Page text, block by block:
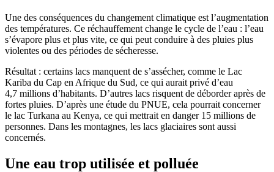
Une des conséquences du changement climatique est l’augmentation
des températures. Ce réchauffement change le cycle de l’eau : l’eau
s’évapore plus et plus vite, ce qui peut conduire à des pluies plus
violentes ou des périodes de sécheresse.
Résultat : certains lacs manquent de s’assécher, comme le Lac
Kariba du Cap en Afrique du Sud, ce qui aurait privé d’eau
4,7 millions d’habitants. D’autres lacs risquent de déborder après de
fortes pluies. D’après une étude du PNUE, cela pourrait concerner
le lac Turkana au Kenya, ce qui mettrait en danger 15 millions de
personnes. Dans les montagnes, les lacs glaciaires sont aussi
concernés.
Une eau trop utilisée et polluée